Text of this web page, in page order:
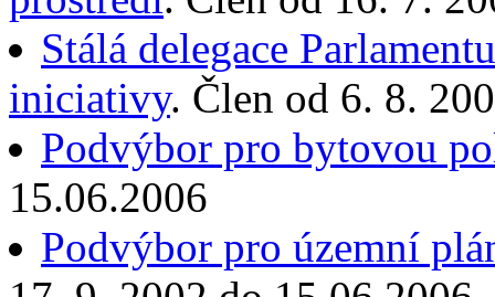
Stálá delegace
iniciativy. Člen od 6. 8.
Podvýbor pro bytovou
15.06.2006
Podvýbor pro územní